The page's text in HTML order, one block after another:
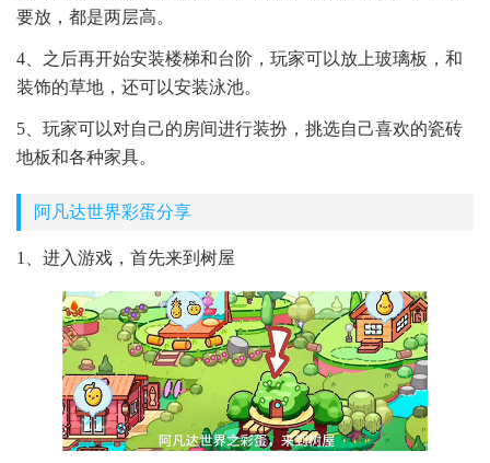
要放，都是两层高。
4、之后再开始安装楼梯和台阶，玩家可以放上玻璃板，和
装饰的草地，还可以安装泳池。
5、玩家可以对自己的房间进行装扮，挑选自己喜欢的瓷砖
地板和各种家具。
阿凡达世界彩蛋分享
1、进入游戏，首先来到树屋